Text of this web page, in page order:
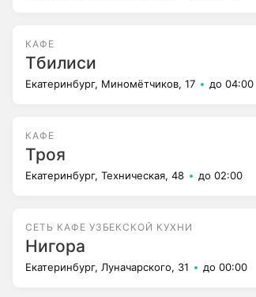
КАФЕ
Тбилиси
Екатеринбург, Миномётчиков, 17 до 04:00
КАФЕ
Троя
Екатеринбург, Техническая, 48 до 02:00
СЕТЬ КАФЕ УЗБЕКСКОЙ КУХНИ
Нигора
Екатеринбург, Луначарского, 31 до 00:00